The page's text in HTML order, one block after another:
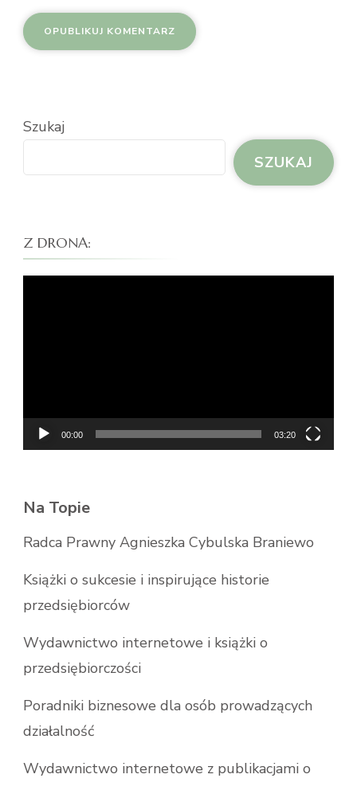
Szukaj
SZUKAJ
Z DRONA:
00:00 03:20
Na Topie
Radca Prawny Agnieszka Cybulska Braniewo
Książki o sukcesie i inspirujące historie
przedsiębiorców
Wydawnictwo internetowe i książki o
przedsiębiorczości
Poradniki biznesowe dla osób prowadzących
działalność
Wydawnictwo internetowe z publikacjami o